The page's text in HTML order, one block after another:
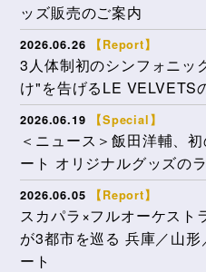
ッズ販売のご案内
2026.06.26 【Report】
3人体制初のシンフォニ
け"を告げるLE VELVETS
2026.06.19 【Special】
＜ニュース＞飯田洋輔、
ート オリジナルグッズの
2026.06.05 【Report】
スカパラ×フルオーケス
が3都市を巡る 兵庫／山
ート